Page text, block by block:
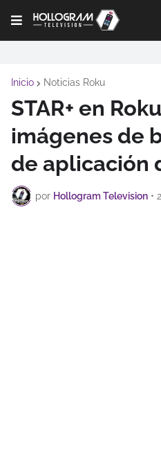
Inicio Noticias Roku
STAR+ en
imágenes de
de aplicación
por Hollogram Television •